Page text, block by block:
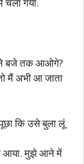
बजे तक आओगे?
मैं अभी आ जाता
पूछा कि उसे बुला लूं
आया. मुझे आने में